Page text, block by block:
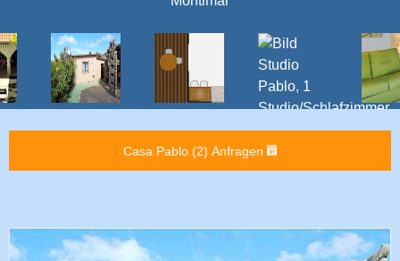
Casa Pablo (2) Anfragen